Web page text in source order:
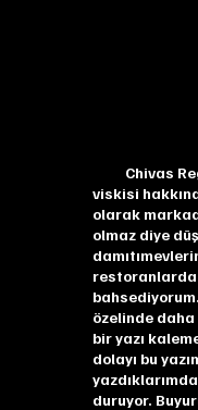
Chivas
viskisi
olarak
olmaz diye
restoranlarda
özelinde daha
bir yazı
dolayı bu
duruyor.